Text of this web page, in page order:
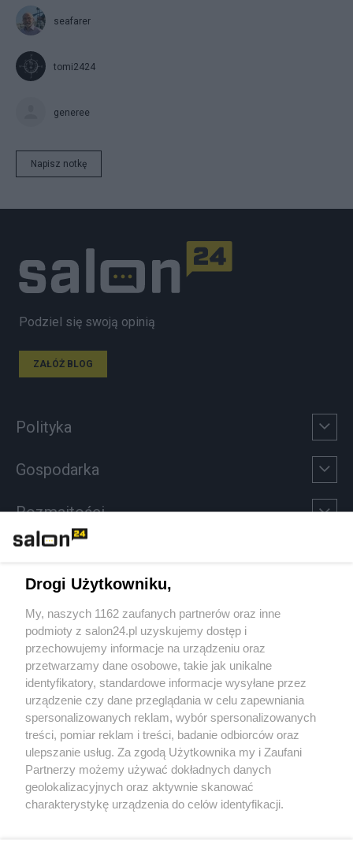
seafarer
tomi2424
generee
Napisz notkę
Podziel się swoją opinią
ZAŁÓŻ BLOG
Polityka
Gospodarka
Rozmaitości
Sport
Społeczeństwo
Kultura
X Facebook Instagram Youtube
Drogi Użytkowniku,
My, naszych 1162 zaufanych partnerów oraz inne
podmioty z salon24.pl uzyskujemy dostęp i
przechowujemy informacje na urządzeniu oraz
przetwarzamy dane osobowe, takie jak unikalne
identyfikatory, standardowe informacje wysyłane przez
urządzenie czy dane przeglądania w celu zapewniania
spersonalizowanych reklam, wybór spersonalizowanych
treści, pomiar reklam i treści, badanie odbiorców oraz
ulepszanie usług. Za zgodą Użytkownika my i Zaufani
Partnerzy możemy używać dokładnych danych
geolokalizacyjnych oraz aktywnie skanować
charakterystykę urządzenia do celów identyfikacji.